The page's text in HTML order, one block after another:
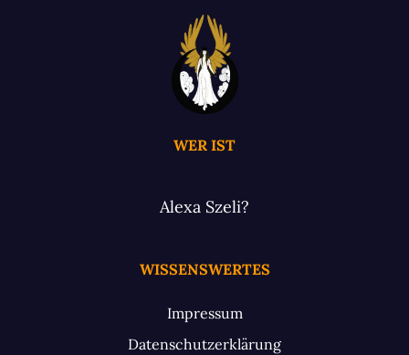
WER IST
Alexa Szeli?
WISSENSWERTES
Impressum
Datenschutzerklärung